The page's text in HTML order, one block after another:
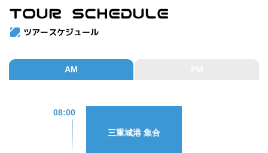
TOUR SCHEDULE
ツアースケジュール
AM
08:00
三重城港 集合